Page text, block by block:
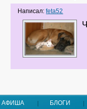
Написал:feta52
АФИША БЛОГИ